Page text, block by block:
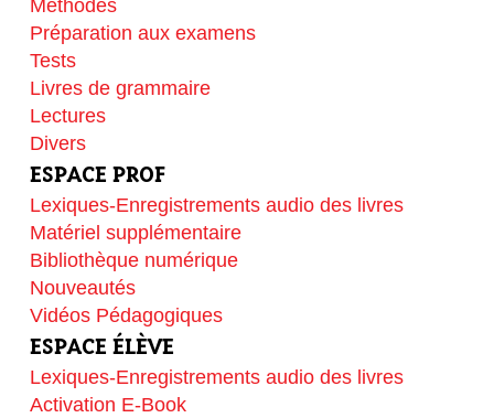
Méthodes
Préparation aux examens
Tests
Livres de grammaire
Lectures
Divers
ESPACE PROF
Lexiques-Enregistrements audio des livres
Matériel supplémentaire
Bibliothèque numérique
Nouveautés
Vidéos Pédagogiques
ESPACE ÉLÈVE
Lexiques-Enregistrements audio des livres
Activation E-Book